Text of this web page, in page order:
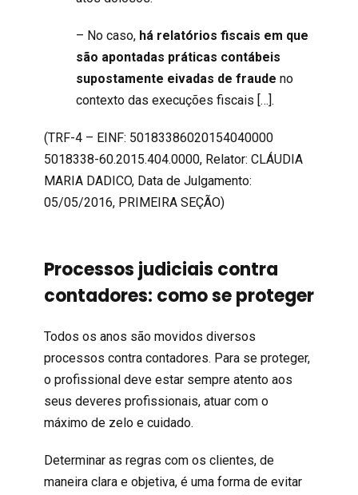
– No caso, há relatórios fiscais em que
são apontadas práticas contábeis
supostamente eivadas de fraude no
contexto das execuções fiscais […].
(TRF-4 – EINF: 50183386020154040000
5018338-60.2015.404.0000, Relator: CLÁUDIA
MARIA DADICO, Data de Julgamento:
05/05/2016, PRIMEIRA SEÇÃO)
Processos judiciais contra
contadores: como se proteger
Todos os anos são movidos diversos
processos contra contadores. Para se proteger,
o profissional deve estar sempre atento aos
seus deveres profissionais, atuar com o
máximo de zelo e cuidado.
Determinar as regras com os clientes, de
maneira clara e objetiva, é uma forma de evitar